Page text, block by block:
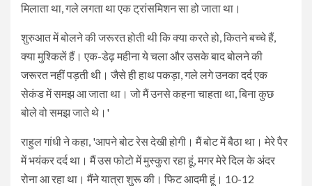
मिलाता था, गले लगता था एक ट्रांसमिशन सा हो जाता था।
शुरुआत में बोलने की जरूरत होती थी कि क्या करते हो, कितने बच्चे हैं,
क्या मुश्किलें हैं। एक-डेढ़ महीना ये चला और उसके बाद बोलने की
जरूरत नहीं पड़ती थी। जैसे ही हाथ पकड़ा, गले लगे उनका दर्द एक
सेकंड में समझ आ जाता था। जो मैं उनसे कहना चाहता था, बिना कुछ
बोले वो समझ जाते थे।'
राहुल गांधी ने कहा, 'आपने बोट रेस देखी होगी। मैं बोट में बैठा था। मेरे पैर
में भयंकर दर्द था। मैं उस फोटो में मुस्कुरा रहा हूं, मगर मेरे दिल के अंदर
रोना आ रहा था। मैंने यात्रा शुरू की। फिट आदमी हूं। 10-12